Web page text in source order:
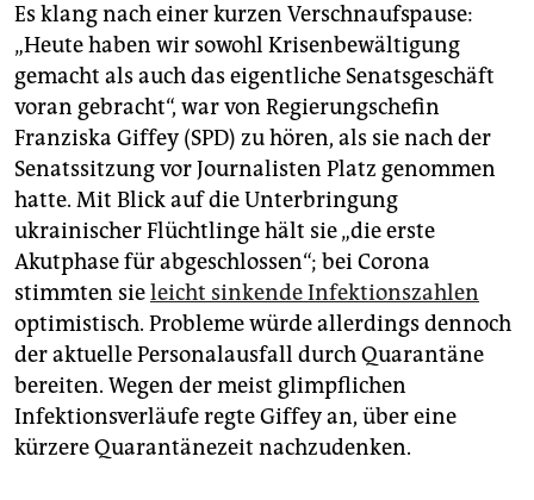
unterstützen
abo
genossenschaft
epaper login
Es klang nach einer kurzen Verschnaufspause:
„Heute haben wir sowohl Krisenbewältigung
gemacht als auch das eigentliche Senatsgeschäft
voran gebracht“, war von Regierungschefin
Franziska Giffey (SPD) zu hören, als sie nach der
Senatssitzung vor Journalisten Platz genommen
hatte. Mit Blick auf die Unterbringung
ukrainischer Flüchtlinge hält sie „die erste
Akutphase für abgeschlossen“; bei Corona
stimmten sieleicht sinkende Infektionszahlen
optimistisch. Probleme würde allerdings dennoch
der aktuelle Personalausfall durch Quarantäne
bereiten. Wegen der meist glimpflichen
Infektionsverläufe regte Giffey an, über eine
kürzere Quarantänezeit nachzudenken.